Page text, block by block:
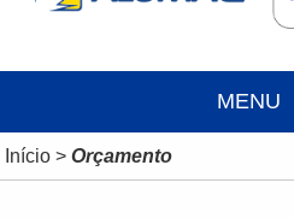
MENU
Início> Orçamento